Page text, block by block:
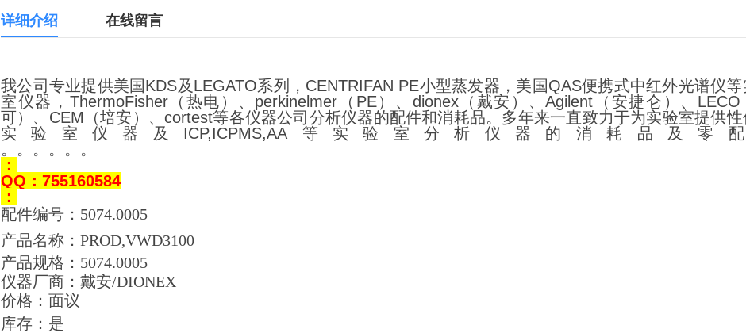
详细介绍 在线留言
我公司专业提供美国KDS及 LEGATO系列， CENTRIFAN PE小型蒸发器，美国QAS便携式中红外光谱仪等
室仪器， ThermoFisher（热电）、 perkinelmer （ PE）、 dionex（戴安）、Agilent （安捷仑）、 LECO
可）、 CEM （培安）、cortest等各仪器公司分析仪器的配件和消耗品。多年来一直致力于为实验室提供性
实验室仪器及 ICP,ICPMS,AA 等实验室分析仪器的消耗品及零
。。。。。。
：
QQ ： 755160584
：
配件编号：5074.0005
产品名称： PROD,VWD3100
产品规格：5074.0005
仪器厂商：戴安/DIONEX
价格：面议
库存：是